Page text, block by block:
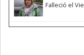
Falleció el